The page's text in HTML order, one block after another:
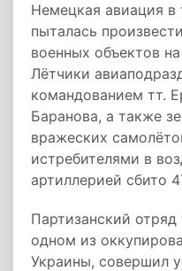
Немецкая авиация в
пыталась
военных объектов
Лётчики
командованием тт.
Баранова, а также
вражеских
истребителями в
артиллерией сбито
Партизанский
одном из
Украины, совершил